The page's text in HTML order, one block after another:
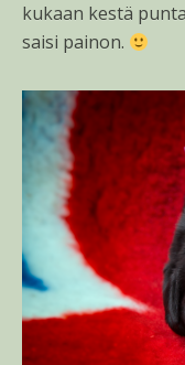
kukaan kestä
saisi painon.